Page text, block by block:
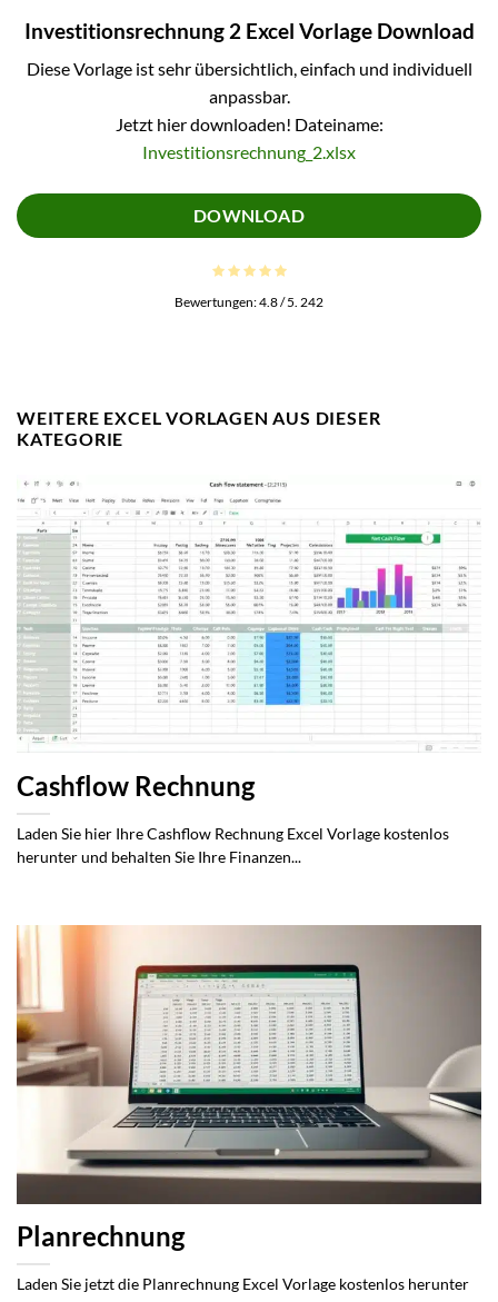
Investitionsrechnung 2 Excel Vorlage Download
Diese Vorlage ist sehr übersichtlich, einfach und individuell
anpassbar.
Jetzt hier downloaden! Dateiname:
Investitionsrechnung_2.xlsx
DOWNLOAD
Bewertungen:4.8/ 5. 242
WEITERE EXCEL VORLAGEN AUS DIESER
KATEGORIE
Cashflow Rechnung
Laden Sie hier Ihre Cashflow Rechnung Excel Vorlage kostenlos
herunter und behalten Sie Ihre Finanzen...
Planrechnung
Laden Sie jetzt die Planrechnung Excel Vorlage kostenlos herunter